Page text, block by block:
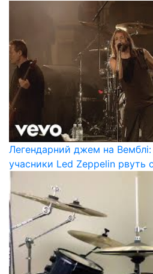
Легендарний джем на
учасники Led Zeppelin рвуть